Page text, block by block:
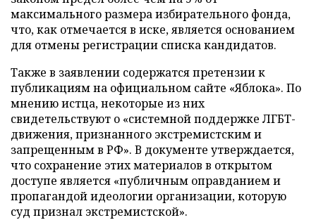
максимального размера избирательного фонда,
что, как отмечается в иске, является основанием
для отмены регистрации списка кандидатов.
Также в заявлении содержатся претензии к
публикациям на официальном сайте «Яблока». По
мнению истца, некоторые из них
свидетельствуют о «системной поддержке ЛГБТ-
движения, признанного экстремистским и
запрещенным в РФ». В документе утверждается,
что сохранение этих материалов в открытом
доступе является «публичным оправданием и
пропагандой идеологии организации, которую
суд признал экстремистской».